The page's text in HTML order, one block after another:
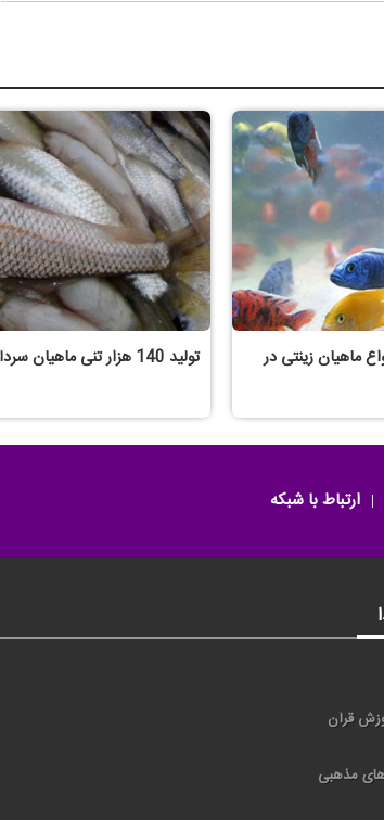
از انواع ماهیان زینتی در
تولید 140 هزار تنی ماهیان سردآبی در ایران
ارتباط با شبکه
قرآن
مذهبی